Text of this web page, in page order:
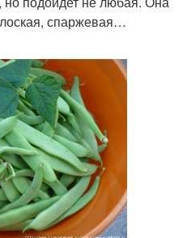
спаржевая…